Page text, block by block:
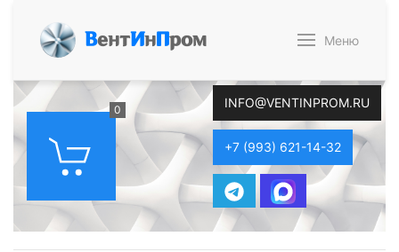
ВентИнПром Меню
0 INFO@VENTINPROM.RU
+7 (993) 621-14-32